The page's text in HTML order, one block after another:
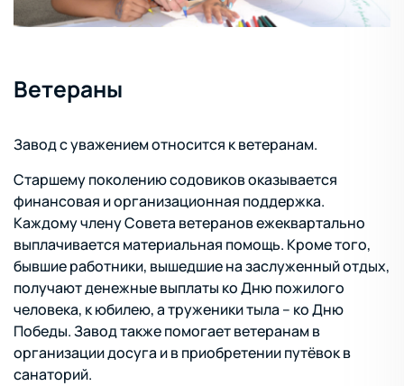
Ветераны
Завод с уважением относится к ветеранам.
Старшему поколению содовиков оказывается
финансовая и организационная поддержка.
Каждому члену Совета ветеранов ежеквартально
выплачивается материальная помощь. Кроме того,
бывшие работники, вышедшие на заслуженный отдых,
получают денежные выплаты ко Дню пожилого
человека, к юбилею, а труженики тыла – ко Дню
Победы. Завод также помогает ветеранам в
организации досуга и в приобретении путёвок в
санаторий.